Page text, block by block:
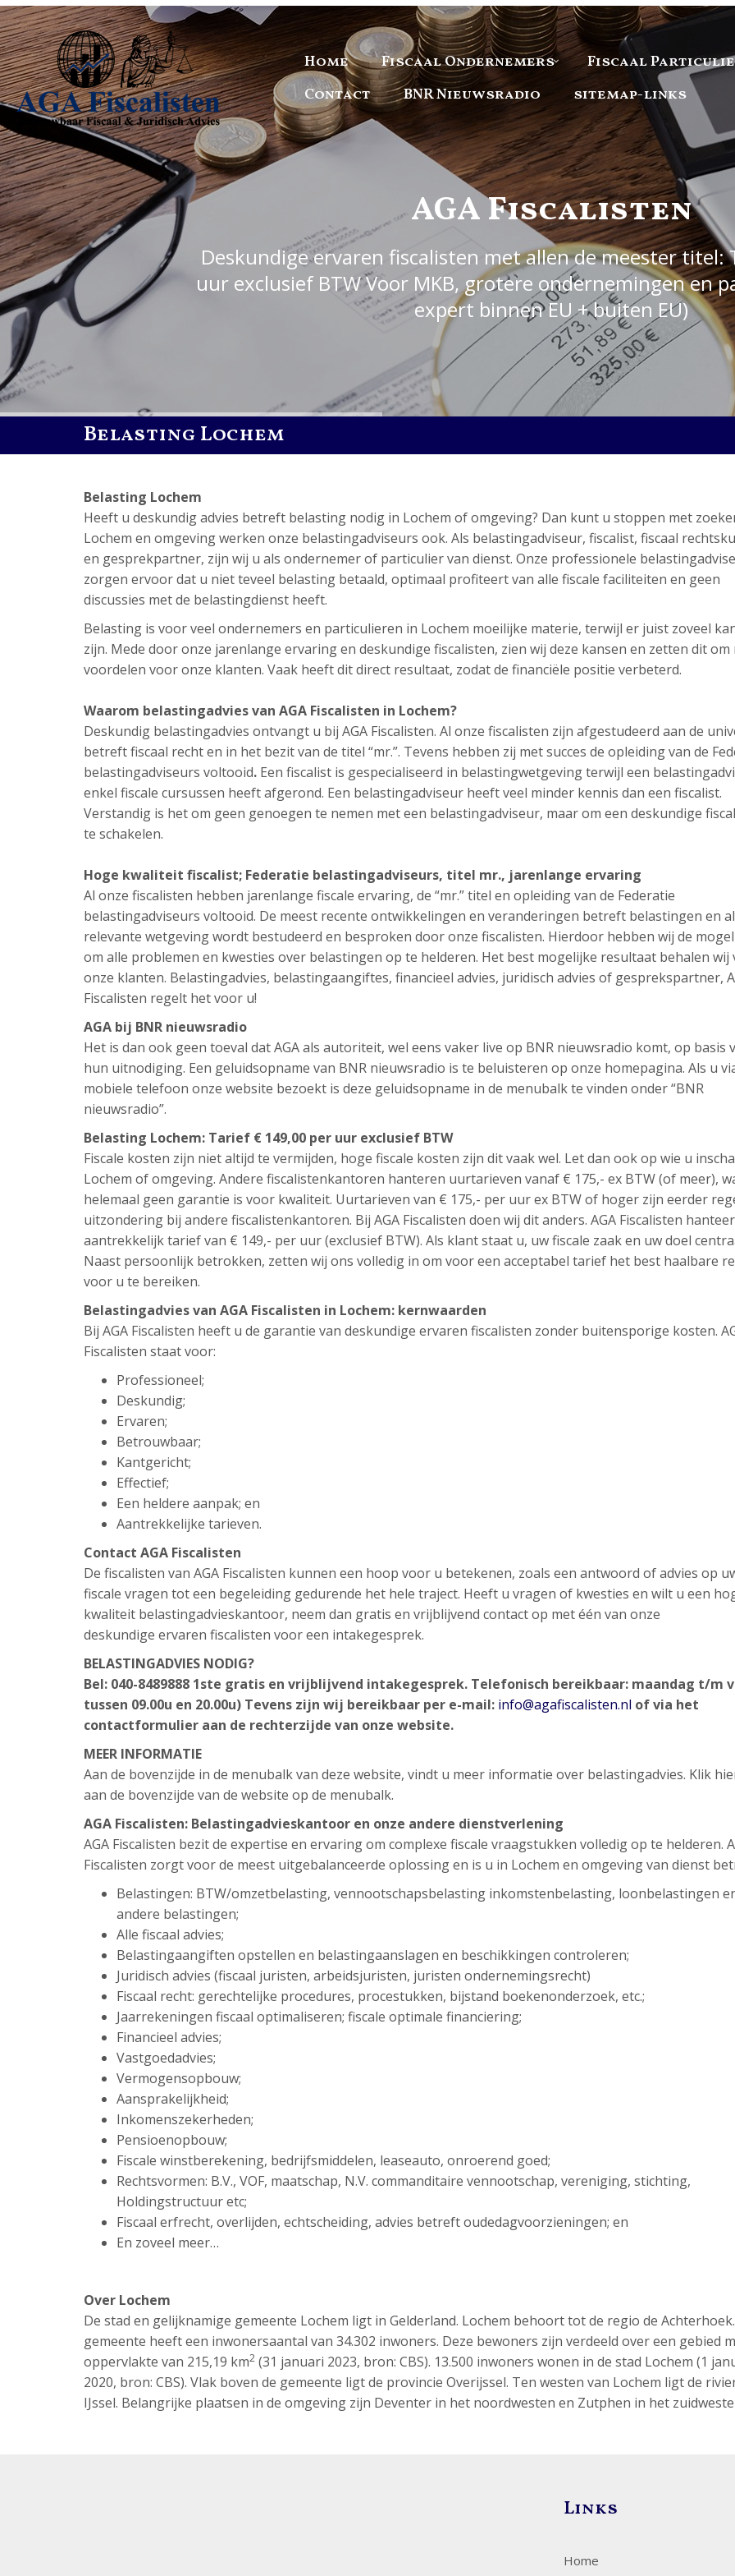
Home Fiscaal Ondernemers Fiscaal
Contact
BNR Nieuwsradio sitemap-links
AGA Fiscalisten
Deskundige ervaren fiscalisten met allen de meester titel:
uur exclusief BTW Voor MKB, grotere ondernemingen en
expert binnen EU + buiten EU)
Belasting Lochem
Belasting Lochem
Heeft u deskundig advies betreft belasting nodig in Lochem of omgeving? Dan kunt u stoppen met
Lochem en omgeving werken onze belastingadviseurs ook. Als belastingadviseur, fiscalist, fiscaal
en gesprekpartner, zijn wij u als ondernemer of particulier van dienst. Onze professionele
zorgen ervoor dat u niet teveel belasting betaald, optimaal profiteert van alle fiscale faciliteiten en geen
discussies met de belastingdienst heeft.
Belasting is voor veel ondernemers en particulieren in Lochem moeilijke materie, terwijl er juist zoveel
zijn. Mede door onze jarenlange ervaring en deskundige fiscalisten, zien wij deze kansen en zetten dit om
voordelen voor onze klanten. Vaak heeft dit direct resultaat, zodat de financiële positie verbeterd.
Waarom belastingadvies van AGA Fiscalisten in Lochem?
Deskundig belastingadvies ontvangt u bij AGA Fiscalisten. Al onze fiscalisten zijn afgestudeerd aan de
betreft fiscaal recht en in het bezit van de titel “mr.”. Tevens hebben zij met succes de opleiding van de
belastingadviseurs voltooid. Een fiscalist is gespecialiseerd in belastingwetgeving terwijl een
enkel fiscale cursussen heeft afgerond. Een belastingadviseur heeft veel minder kennis dan een fiscalist.
Verstandig is het om geen genoegen te nemen met een belastingadviseur, maar om een deskundige
te schakelen.
Hoge kwaliteit fiscalist; Federatie belastingadviseurs, titel mr., jarenlange ervaring
Al onze fiscalisten hebben jarenlange fiscale ervaring, de “mr.” titel en opleiding van de Federatie
belastingadviseurs voltooid. De meest recente ontwikkelingen en veranderingen betreft belastingen en
relevante wetgeving wordt bestudeerd en besproken door onze fiscalisten. Hierdoor hebben wij de
om alle problemen en kwesties over belastingen op te helderen. Het best mogelijke resultaat behalen wij
onze klanten. Belastingadvies, belastingaangiftes, financieel advies, juridisch advies of gesprekspartner,
Fiscalisten regelt het voor u!
AGA bij BNR nieuwsradio
Het is dan ook geen toeval dat AGA als autoriteit, wel eens vaker live op BNR nieuwsradio komt, op basis
hun uitnodiging. Een geluidsopname van BNR nieuwsradio is te beluisteren op onze homepagina. Als u
mobiele telefoon onze website bezoekt is deze geluidsopname in de menubalk te vinden onder “BNR
nieuwsradio”.
Belasting Lochem: Tarief € 149,00 per uur exclusief BTW
Fiscale kosten zijn niet altijd te vermijden, hoge fiscale kosten zijn dit vaak wel. Let dan ook op wie u
Lochem of omgeving. Andere fiscalistenkantoren hanteren uurtarieven vanaf € 175,- ex BTW (of meer),
helemaal geen garantie is voor kwaliteit. Uurtarieven van € 175,- per uur ex BTW of hoger zijn eerder
uitzondering bij andere fiscalistenkantoren. Bij AGA Fiscalisten doen wij dit anders. AGA Fiscalisten
aantrekkelijk tarief van € 149,- per uur (exclusief BTW). Als klant staat u, uw fiscale zaak en uw doel
Naast persoonlijk betrokken, zetten wij ons volledig in om voor een acceptabel tarief het best haalbare
voor u te bereiken.
Belastingadvies van AGA Fiscalisten in Lochem: kernwaarden
Bij AGA Fiscalisten heeft u de garantie van deskundige ervaren fiscalisten zonder buitensporige kosten.
Fiscalisten staat voor:
Professioneel;
Deskundig;
Ervaren;
Betrouwbaar;
Kantgericht;
Effectief;
Een heldere aanpak; en
Aantrekkelijke tarieven.
Contact AGA Fiscalisten
De fiscalisten van AGA Fiscalisten kunnen een hoop voor u betekenen, zoals een antwoord of advies op
fiscale vragen tot een begeleiding gedurende het hele traject. Heeft u vragen of kwesties en wilt u een
kwaliteit belastingadvieskantoor, neem dan gratis en vrijblijvend contact op met één van onze
deskundige ervaren fiscalisten voor een intakegesprek.
BELASTINGADVIES NODIG?
Bel: 040-8489888 1ste gratis en vrijblijvend intakegesprek. Telefonisch bereikbaar: maandag t/m
tussen 09.00u en 20.00u) Tevens zijn wij bereikbaar per e-mail: info@agafiscalisten.nl of via het
contactformulier aan de rechterzijde van onze website.
MEER INFORMATIE
Aan de bovenzijde in de menubalk van deze website, vindt u meer informatie over belastingadvies. Klik
aan de bovenzijde van de website op de menubalk.
AGA Fiscalisten: Belastingadvieskantoor en onze andere dienstverlening
AGA Fiscalisten bezit de expertise en ervaring om complexe fiscale vraagstukken volledig op te helderen.
Fiscalisten zorgt voor de meest uitgebalanceerde oplossing en is u in Lochem en omgeving van dienst
Belastingen: BTW/omzetbelasting, vennootschapsbelasting inkomstenbelasting, loonbelastingen
andere belastingen;
Alle fiscaal advies;
Belastingaangiften opstellen en belastingaanslagen en beschikkingen controleren;
Juridisch advies (fiscaal juristen, arbeidsjuristen, juristen ondernemingsrecht)
Fiscaal recht: gerechtelijke procedures, procestukken, bijstand boekenonderzoek, etc.;
Jaarrekeningen fiscaal optimaliseren; fiscale optimale financiering;
Financieel advies;
Vastgoedadvies;
Vermogensopbouw;
Aansprakelijkheid;
Inkomenszekerheden;
Pensioenopbouw;
Fiscale winstberekening, bedrijfsmiddelen, leaseauto, onroerend goed;
Rechtsvormen: B.V., VOF, maatschap, N.V. commanditaire vennootschap, vereniging, stichting,
Holdingstructuur etc;
Fiscaal erfrecht, overlijden, echtscheiding, advies betreft oudedagvoorzieningen; en
En zoveel meer…
Over Lochem
De stad en gelijknamige gemeente Lochem ligt in Gelderland. Lochem behoort tot de regio de
gemeente heeft een inwonersaantal van 34.302 inwoners. Deze bewoners zijn verdeeld over een gebied
oppervlakte van 215,19 km2 (31 januari 2023, bron: CBS). 13.500 inwoners wonen in de stad Lochem (1
2020, bron: CBS). Vlak boven de gemeente ligt de provincie Overijssel. Ten westen van Lochem ligt de
IJssel. Belangrijke plaatsen in de omgeving zijn Deventer in het noordwesten en Zutphen in het
Links
Home